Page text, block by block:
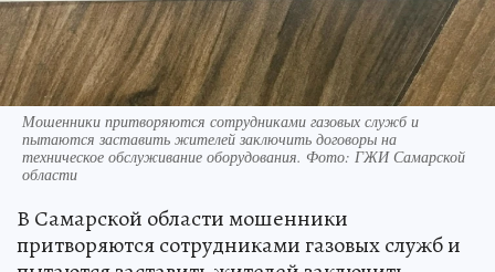
Мошенники притворяются сотрудниками газовых служб и
пытаются заставить жителей заключить договоры на
техническое обслуживание оборудования. Фото: ГЖИ Самарской
области
В Самарской области мошенники
притворяются сотрудниками газовых служб и